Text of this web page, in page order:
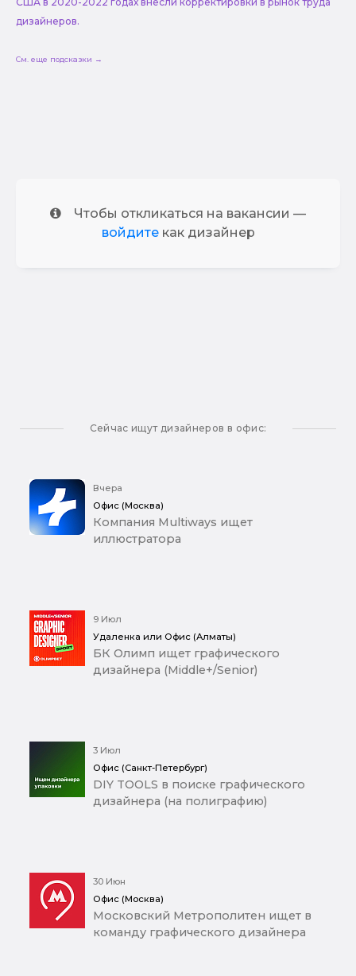
дизайнеров.
См. еще подсказки →
Чтобы откликаться на вакансии —
войдитекак дизайнер
Сейчас ищут дизайнеров в офис:
Вчера
Офис (Москва)
Компания Multiways ищет
иллюстратора
9 Июл
Удаленка или Офис (Алматы)
БК Олимп ищет графического
дизайнера (Middle+/Senior)
3 Июл
Офис (Санкт-Петербург)
DIY TOOLS в поиске графического
дизайнера (на полиграфию)
30 Июн
Офис (Москва)
Московский Метрополитен ищет в
команду графического дизайнера